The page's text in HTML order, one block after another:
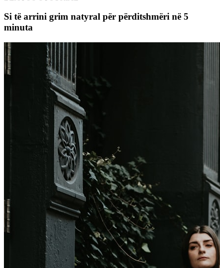
Si të arrini grim natyral për përditshmëri në 5
minuta